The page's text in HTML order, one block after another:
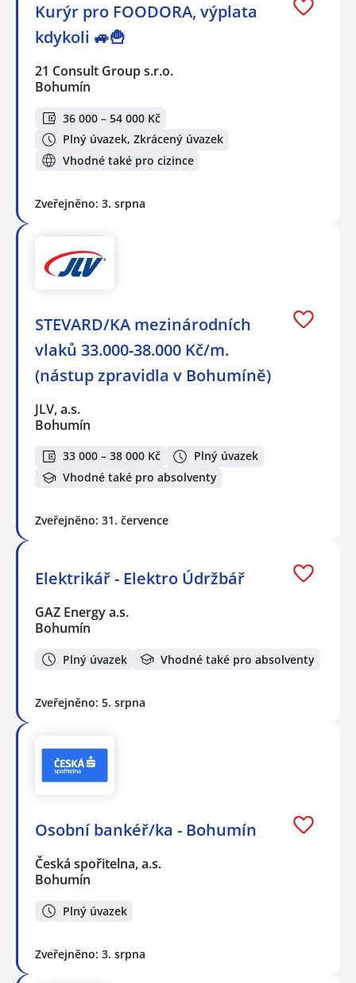
Kurýr pro FOODORA, výplata
kdykoli 🚙🍟
21 Consult Group s.r.o.
Bohumín
36 000 – 54 000 Kč
Plný úvazek, Zkrácený úvazek
Vhodné také pro cizince
Zveřejněno: 3. srpna
STEVARD/KA mezinárodních
vlaků 33.000-38.000 Kč/m.
(nástup zpravidla v Bohumíně)
JLV, a.s.
Bohumín
33 000 – 38 000 Kč
Plný úvazek
Vhodné také pro absolventy
Zveřejněno: 31. července
Elektrikář - Elektro Údržbář
GAZ Energy a.s.
Bohumín
Plný úvazek Vhodné také pro absolventy
Zveřejněno: 5. srpna
Osobní bankéř/ka - Bohumín
Česká spořitelna, a.s.
Bohumín
Plný úvazek
Zveřejněno: 3. srpna